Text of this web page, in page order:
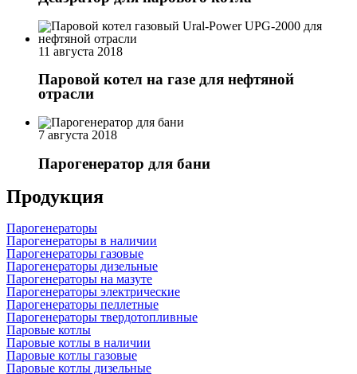
11 августа 2018
Паровой котел на газе для нефтяной
отрасли
7 августа 2018
Парогенератор для бани
Продукция
Парогенераторы
Парогенераторы в наличии
Парогенераторы газовые
Парогенераторы дизельные
Парогенераторы на мазуте
Парогенераторы электрические
Парогенераторы пеллетные
Парогенераторы твердотопливные
Паровые котлы
Паровые котлы в наличии
Паровые котлы газовые
Паровые котлы дизельные